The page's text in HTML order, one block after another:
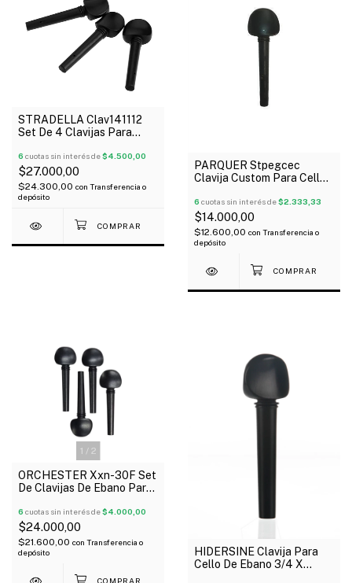
STRADELLA Clav141112
Set De 4 Clavijas Para
6 cuotas sin interés de$4.500,00
$27.000,00
$24.300,00 con Transferencia o
depósito
PARQUER Stpegcec
Clavija Custom Para Cello
6 cuotas sin interés de$2.333,33
$14.000,00
$12.600,00 con Transferencia o
depósito
1 / 2
ORCHESTER Xxn-30F Set
De Clavijas De Ebano Para
6 cuotas sin interés de$4.000,00
$24.000,00
$21.600,00 con Transferencia o
depósito
HIDERSINE Clavija Para
Cello De Ebano 3/4 X